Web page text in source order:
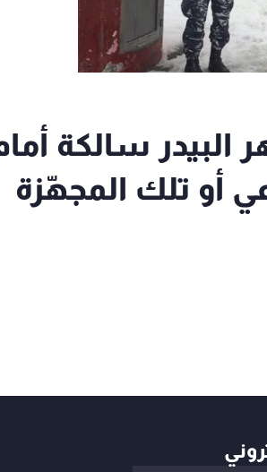
البيدر سالكة
أو تلك المجهّزة